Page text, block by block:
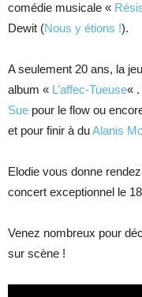
comédie musicale «
Dewit (Nous y étions !).
A seulement 20 ans, la
album « L’affec-Tueuse« .
Sue pour le flow ou
et pour finir à duAlanis
Elodie vous donne
concert exceptionnel le
Venez nombreux pour
sur scène !